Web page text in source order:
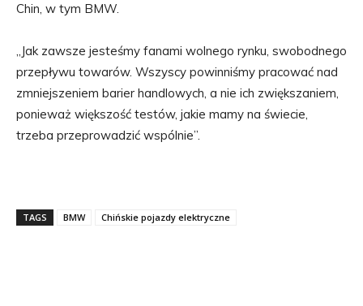
Chin, w tym BMW.
„Jak zawsze jesteśmy fanami wolnego rynku, swobodnego
przepływu towarów. Wszyscy powinniśmy pracować nad
zmniejszeniem barier handlowych, a nie ich zwiększaniem,
ponieważ większość testów, jakie mamy na świecie,
trzeba przeprowadzić wspólnie”.
TAGS BMW Chińskie pojazdy elektryczne